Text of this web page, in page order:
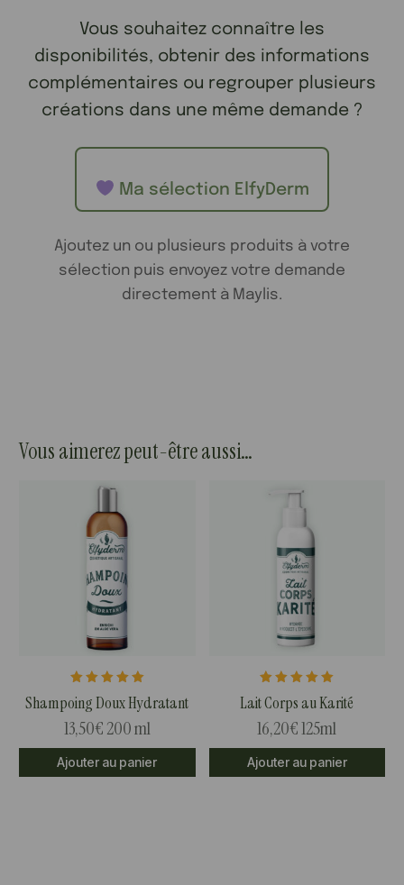
Vous souhaitez connaître les
disponibilités, obtenir des informations
complémentaires ou regrouper plusieurs
créations dans une même demande ?
Ma sélection ElfyDerm
Ajoutez un ou plusieurs produits à votre
sélection puis envoyez votre demande
directement à Maylis.
Vous aimerez peut-être aussi…
5.00
Shampoing Doux Hydratant
13,50€200 ml
Ajouter au panier
5.00
Lait Corps au Karité
16,20€125ml
Ajouter au panier